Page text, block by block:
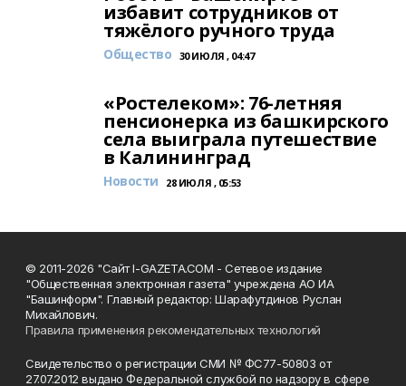
избавит сотрудников от
тяжёлого ручного труда
Общество 30 ИЮЛЯ , 04:47
«Ростелеком»: 76-летняя
пенсионерка из башкирского
села выиграла путешествие
в Калининград
Новости 28 ИЮЛЯ , 05:53
© 2011-2026 "Сайт I-GAZETA.COM - Сетевое издание
"Общественная электронная газета" учреждена АО ИА
"Башинформ". Главный редактор: Шарафутдинов Руслан
Михайлович.
Правила применения рекомендательных технологий
Свидетельство о регистрации СМИ № ФС77-50803 от
27.07.2012 выдано Федеральной службой по надзору в сфере